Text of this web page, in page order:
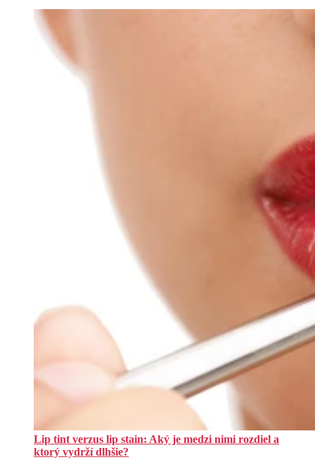
Lip tint verzus lip stain: Aký je medzi nimi rozdiel a
ktorý vydrží dlhšie?